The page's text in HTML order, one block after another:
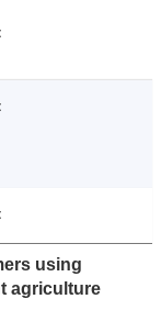
using
agriculture